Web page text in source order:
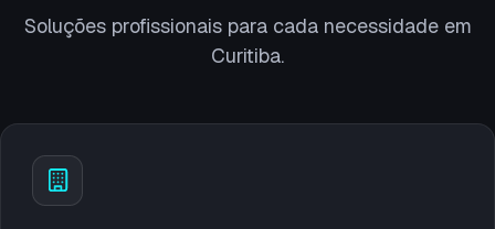
Soluções profissionais para cada necessidade em
Curitiba.